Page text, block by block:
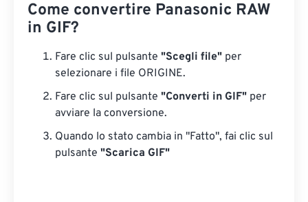
Come convertire Panasonic RAW
in GIF?
Fare clic sul pulsante "Scegli file" per
selezionare i file ORIGINE.
Fare clic sul pulsante "Converti in GIF" per
avviare la conversione.
Quando lo stato cambia in "Fatto", fai clic sul
pulsante "Scarica GIF"